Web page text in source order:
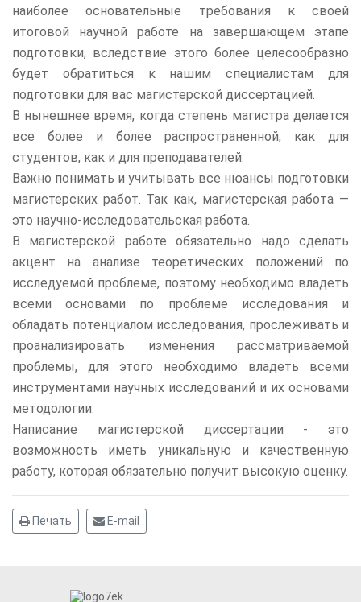
наиболее основательные требования к своей
итоговой научной работе на завершающем этапе
подготовки, вследствие этого более целесообразно
будет обратиться к нашим специалистам для
подготовки для вас магистерской диссертацией.
В нынешнее время, когда степень магистра делается
все более и более распространенной, как для
студентов, как и для преподавателей.
Важно понимать и учитывать все нюансы подготовки
магистерских работ. Так как, магистерская работа —
это научно-исследовательская работа.
В магистерской работе обязательно надо сделать
акцент на анализе теоретических положений по
исследуемой проблеме, поэтому необходимо владеть
всеми основами по проблеме исследования и
обладать потенциалом исследования, прослеживать и
проанализировать изменения рассматриваемой
проблемы, для этого необходимо владеть всеми
инструментами научных исследований и их основами
методологии.
Написание магистерской диссертации - это
возможность иметь уникальную и качественную
работу, которая обязательно получит высокую оценку.
Печать E-mail